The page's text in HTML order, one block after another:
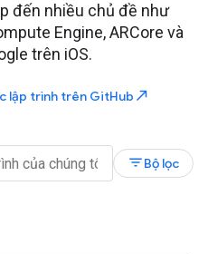
đến nhiều chủ đề như
Engine, ARCore và
trên iOS.
lập trình trên GitHub north_east
filter_listBộ lọc